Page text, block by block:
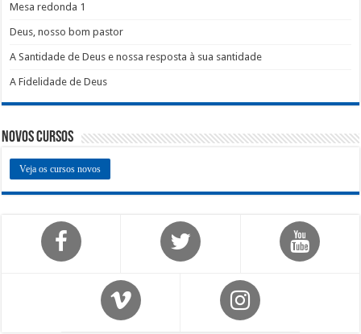
Mesa redonda 1
Deus, nosso bom pastor
A Santidade de Deus e nossa resposta à sua santidade
A Fidelidade de Deus
Novos Cursos
Veja os cursos novos